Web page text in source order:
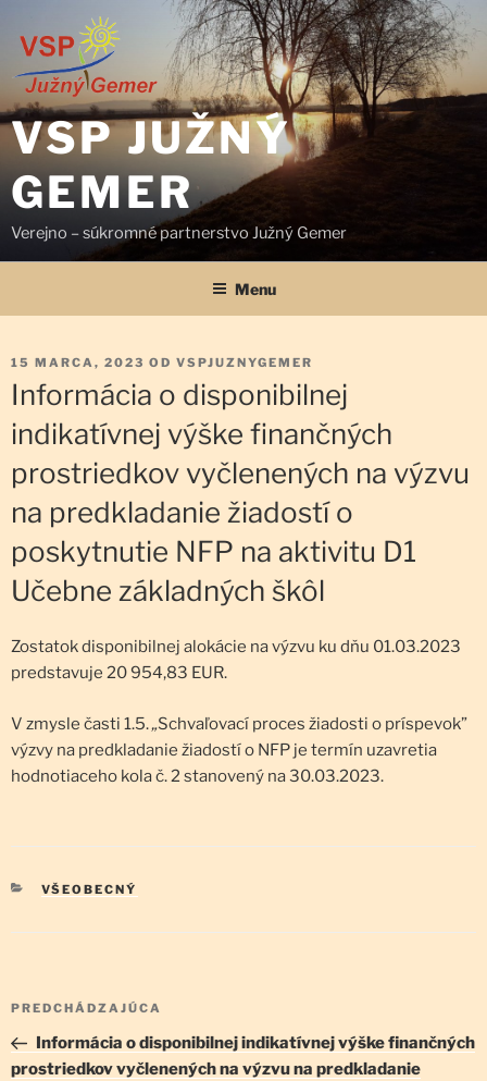
VSP JUŽNÝ
GEMER
Verejno – súkromné partnerstvo Južný Gemer
Menu
PUBLIKOVANÉ
15 MARCA, 2023 OD VSPJUZNYGEMER
Informácia o disponibilnej
indikatívnej výške finančných
prostriedkov vyčlenených na výzvu
na predkladanie žiadostí o
poskytnutie NFP na aktivitu D1
Učebne základných škôl
Zostatok disponibilnej alokácie na výzvu ku dňu 01.03.2023
predstavuje 20 954,83 EUR.
V zmysle časti 1.5.„Schvaľovací proces žiadosti o príspevok”
výzvy na predkladanie žiadostí o NFP je termín uzavretia
hodnotiaceho kola č. 2 stanovený na 30.03.2023.
KATEGÓRIE
VŠEOBECNÝ
Navigácia
článku
Predchádzajúci
článok
PREDCHÁDZAJÚCA
Informácia o disponibilnej indikatívnej výške finančných
prostriedkov vyčlenených na výzvu na predkladanie